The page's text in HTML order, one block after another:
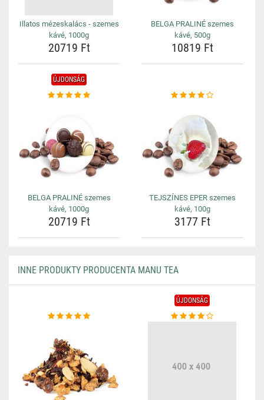
Illatos mézeskalács - szemes
kávé, 1000g
20719 Ft
BELGA PRALINÉ szemes
kávé, 500g
10819 Ft
ÚJDONSÁG
BELGA PRALINÉ szemes
kávé, 1000g
20719 Ft
TEJSZÍNES EPER szemes
kávé, 100g
3177 Ft
INNE PRODUKTY PRODUCENTA MANU TEA
ÚJDONSÁG